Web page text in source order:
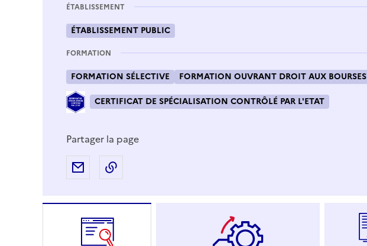
ÉTABLISSEMENT
ÉTABLISSEMENT PUBLIC
FORMATION
FORMATION SÉLECTIVE FORMATION OUVRANT DROIT AUX BOURSES
CERTIFICAT DE SPÉCIALISATION CONTRÔLÉ PAR L'ETAT
Partager la page
Partager par e-mail